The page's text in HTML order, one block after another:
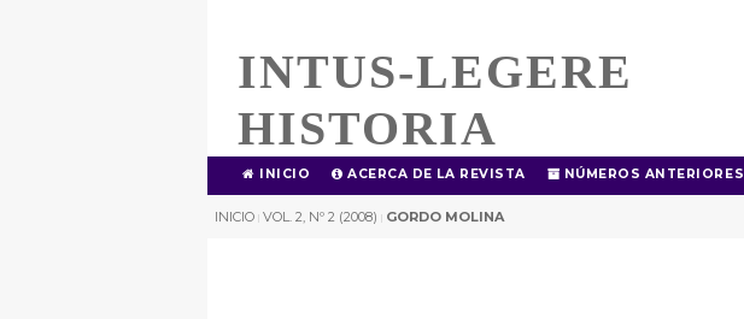
INTUS-LEGERE
HISTORIA
INICIO ACERCA DE LA REVISTA NÚMEROS ANTERIORES
INICIO | VOL. 2, Nº 2 (2008) | GORDO MOLINA